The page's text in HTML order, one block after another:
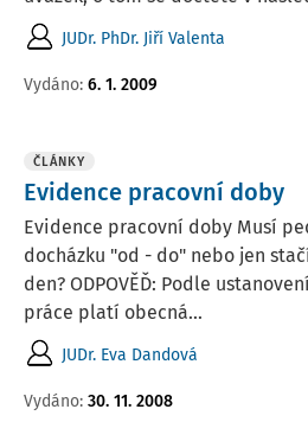
JUDr. PhDr. Jiří Valenta
Vydáno: 6. 1. 2009
ČLÁNKY
Evidence pracovní doby
Evidence pracovní doby Musí
docházku "od - do" nebo jen
den? ODPOVĚĎ: Podle
práce platí obecná...
JUDr. Eva Dandová
Vydáno: 30. 11. 2008